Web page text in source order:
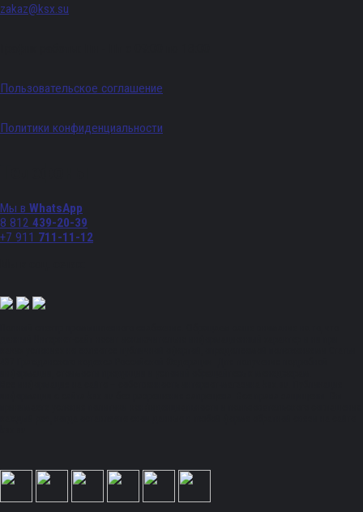
zakaz@ksx.su
Пользовательское соглашение
Политики конфиденциальности
Мы в WhatsApp
8 812 439-20-39
+7 911 711-11-12